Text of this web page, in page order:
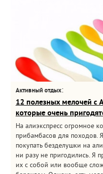
Активный отдых:
12 полезных мелочей с
которые очень
На алиэкспресс огромное
прибамбасов для походов.
покупать безделушки на
ни разу не пригодились. Я
их с собой или вообще